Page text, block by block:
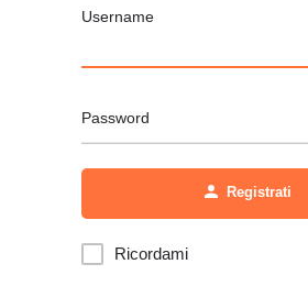
Username
Password
Registrati
Ricordami